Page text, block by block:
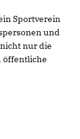
Sportverein
und
nur die
öffentliche